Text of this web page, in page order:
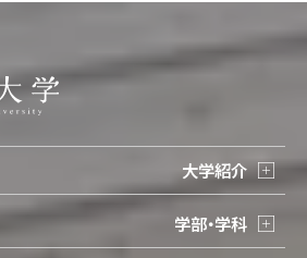
大学紹介
学部・学科